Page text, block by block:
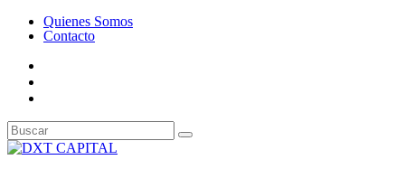
Quienes Somos
Contacto